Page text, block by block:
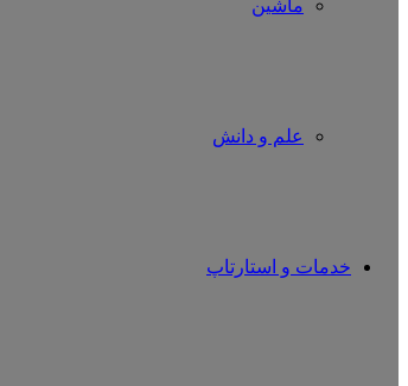
ماشین
علم و دانش
خدمات و استارتاپ